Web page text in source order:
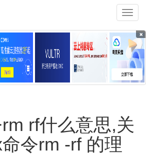
×
rf什么意思,关
令rm -rf 的理